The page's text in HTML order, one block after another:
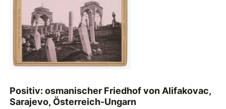
Positiv: osmanischer Friedhof von Alifakovac,
Sarajevo, Österreich-Ungarn